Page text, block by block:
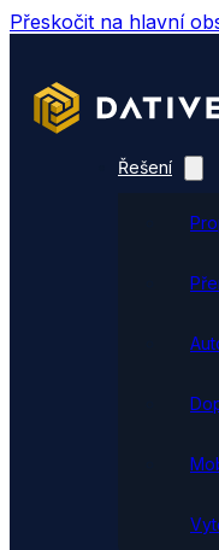
Přeskočit na hlavní
Řešení